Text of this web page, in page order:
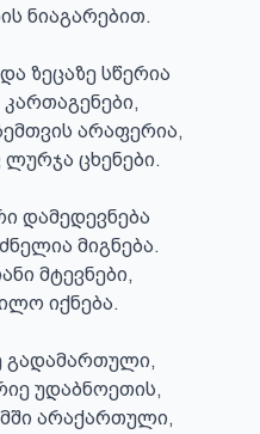
ნიაგარებით.
ზეცაზე სწერია
არაფერია,
ცხენები.
დამედევნება
მიგნება.
მტევნები,
იქნება.
გადამართული,
უდაბნოეთის,
არაქართული,